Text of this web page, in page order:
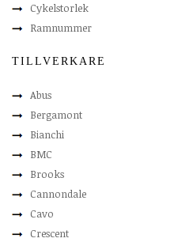
Cykelstorlek
Ramnummer
TILLVERKARE
Abus
Bergamont
Bianchi
BMC
Brooks
Cannondale
Cavo
Crescent